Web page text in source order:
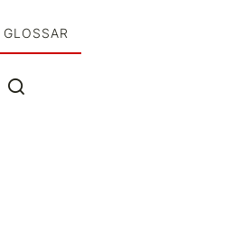
GLOSSAR